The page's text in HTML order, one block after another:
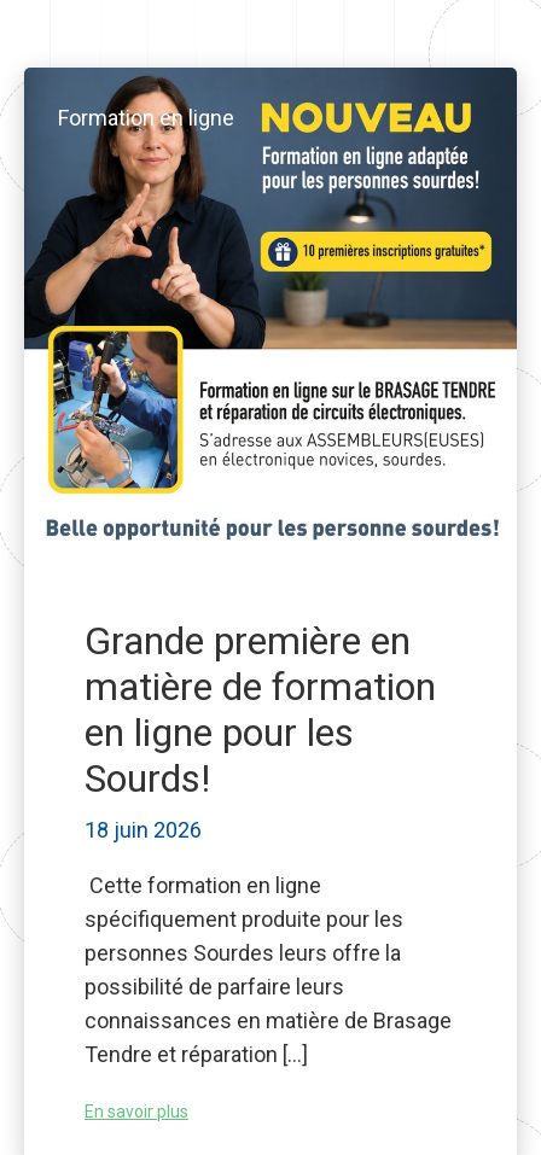
Formation en ligne
Grande première en
matière de formation
en ligne pour les
Sourds!
18 juin 2026
Cette formation en ligne
spécifiquement produite pour les
personnes Sourdes leurs offre la
possibilité de parfaire leurs
connaissances en matière de Brasage
Tendre et réparation […]
En savoir plus